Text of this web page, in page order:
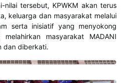
nilai tersebut, KPWKM akan terus
keluarga dan masyarakat melalui
serta inisiatif yang menyokong
masyarakat MADANI
dan diberkati.